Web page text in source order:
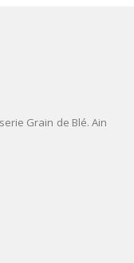
Grain de Blé. Ain